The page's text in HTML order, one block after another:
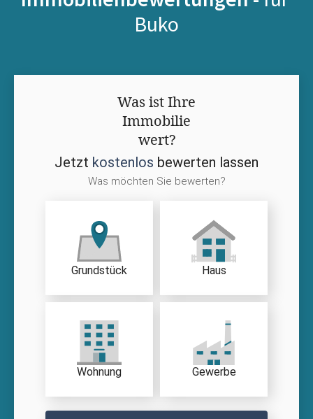
Buko
Was ist Ihre
Immobilie
wert?
Jetzt kostenlos bewerten lassen
Was möchten Sie bewerten?
Grundstück Haus
Wohnung Gewerbe